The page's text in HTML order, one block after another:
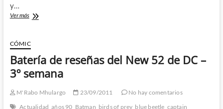
y…
Ver másEl
no
tiene
vida
Arreglando
mundo
por
CÓMIC
Batería de reseñas del New 52 de DC –
3º semana
M'Rabo Mhulargo 23/09/2011
No hay comentarios
Actualidad años 90 Batman birds of prey blue beetle captain